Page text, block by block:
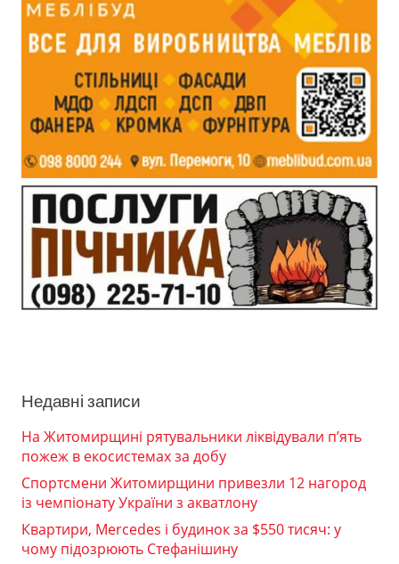
Недавні записи
На Житомирщині рятувальники ліквідували п’ять
пожеж в екосистемах за добу
Спортсмени Житомирщини привезли 12 нагород
із чемпіонату України з акватлону
Квартири, Mercedes і будинок за $550 тисяч: у
чому підозрюють Стефанішину